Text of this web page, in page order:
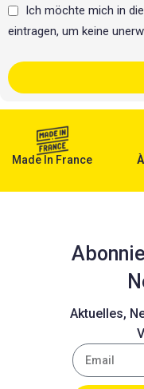
Ich möchte mich in
eintragen, um keine
Made In France
Aktuelles,